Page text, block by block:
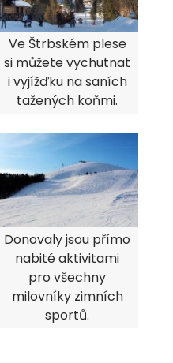
Ve Štrbském plese
si můžete vychutnat
i vyjížďku na saních
tažených koňmi.
Donovaly jsou přímo
nabité aktivitami
pro všechny
milovníky zimních
sportů.